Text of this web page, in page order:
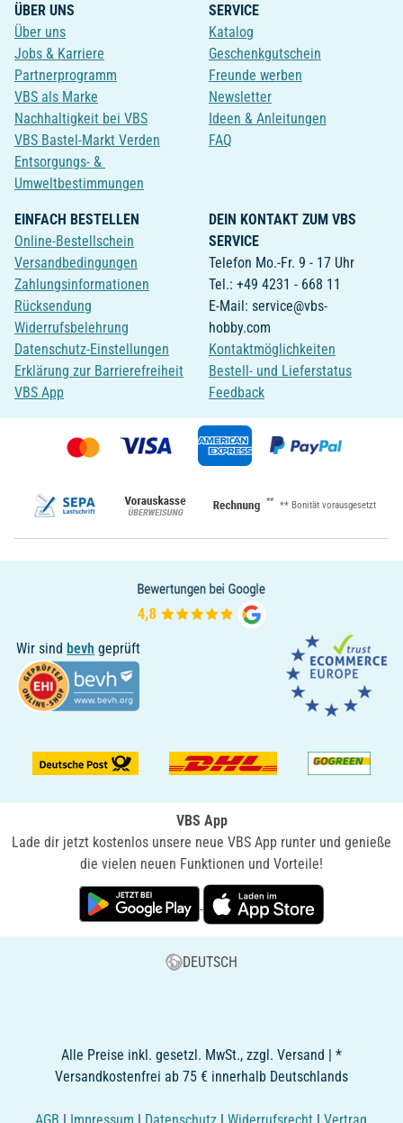
ÜBER UNS
Über uns
Jobs & Karriere
Partnerprogramm
VBS als Marke
Nachhaltigkeit bei VBS
VBS Bastel-Markt Verden
Entsorgungs- &
Umweltbestimmungen
SERVICE
Katalog
Geschenkgutschein
Freunde werben
Newsletter
Ideen & Anleitungen
FAQ
EINFACH BESTELLEN
Online-Bestellschein
Versandbedingungen
Zahlungsinformationen
Rücksendung
Widerrufsbelehrung
Datenschutz-Einstellungen
Erklärung zur Barrierefreiheit
VBS App
DEIN KONTAKT ZUM VBS
SERVICE
Telefon Mo.-Fr. 9 - 17 Uhr
Tel.: +49 4231 - 668 11
E-Mail: service@vbs-
hobby.com
Kontaktmöglichkeiten
Bestell- und Lieferstatus
Feedback
** ** Bonität vorausgesetzt
Wir sind bevh geprüft
VBS App
Lade dir jetzt kostenlos unsere neue VBS App runter und genieße
die vielen neuen Funktionen und Vorteile!
DEUTSCH
Alle Preise inkl. gesetzl. MwSt., zzgl. Versand | *
Versandkostenfrei ab 75 € innerhalb Deutschlands